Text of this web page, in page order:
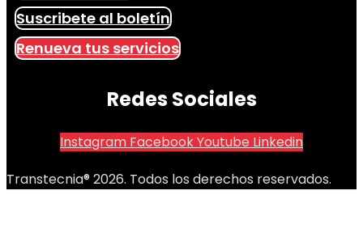
Suscribete al boletín
Renueva tus servicios
Redes Sociales
Instagram FacebookYoutube Linkedin
Transtecnia® 2026. Todos los derechos reservados.